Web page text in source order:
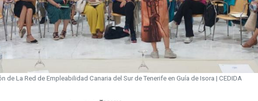
de La Red de Empleabilidad Canaria del Sur de Tenerife en Guía de Isora | CEDIDA